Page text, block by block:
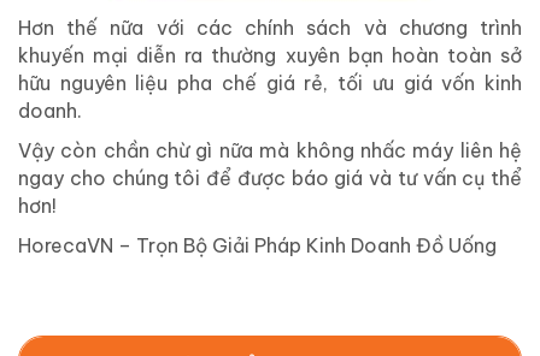
Hơn thế nữa với các chính sách và chương trình
khuyến mại diễn ra thường xuyên bạn hoàn toàn sở
hữu nguyên liệu pha chế giá rẻ, tối ưu giá vốn kinh
doanh.
Vậy còn chần chừ gì nữa mà không nhấc máy liên hệ
ngay cho chúng tôi để được báo giá và tư vấn cụ thể
hơn!
HorecaVN – Trọn Bộ Giải Pháp Kinh Doanh Đồ Uống